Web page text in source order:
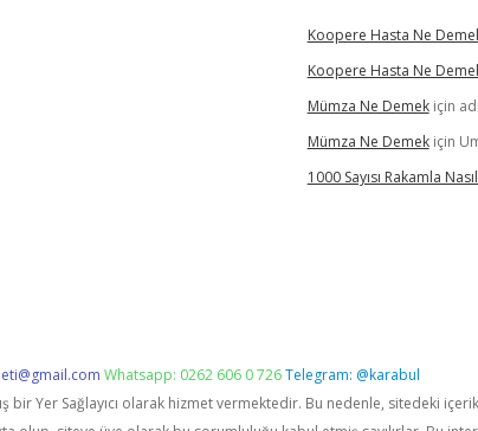
Koopere Hasta Ne
Koopere Hasta Ne
Mümza Ne Demekiçin
Mümza Ne Demekiçin
1000 Sayısı Rakamla
Whatsapp: 0262 606 0 726Telegram: @karabul
bir Yer Sağlayıcı olarak hizmet vermektedir. Bu nedenle, sitedeki